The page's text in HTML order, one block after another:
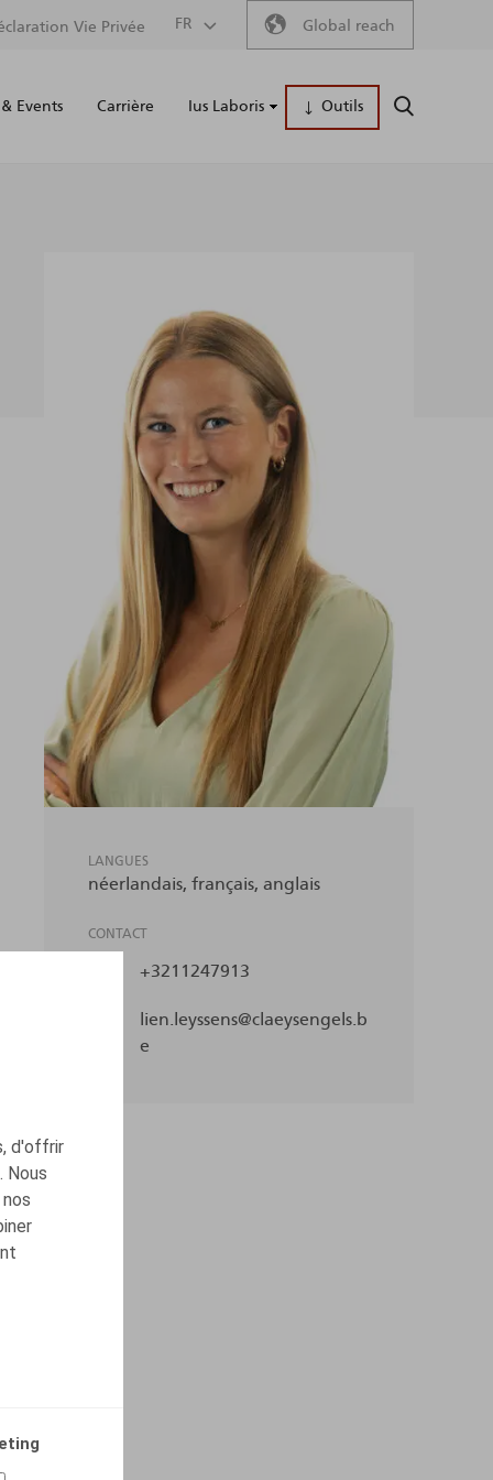
d'offrir
Nous
Secondary
menu
Vie Privée FR Global reach
Main
Events Carrière Ius Laboris Outils
LANGUES
néerlandais français anglais
CONTACT
+3211247913
lien.leyssens@claeysengels.b
e